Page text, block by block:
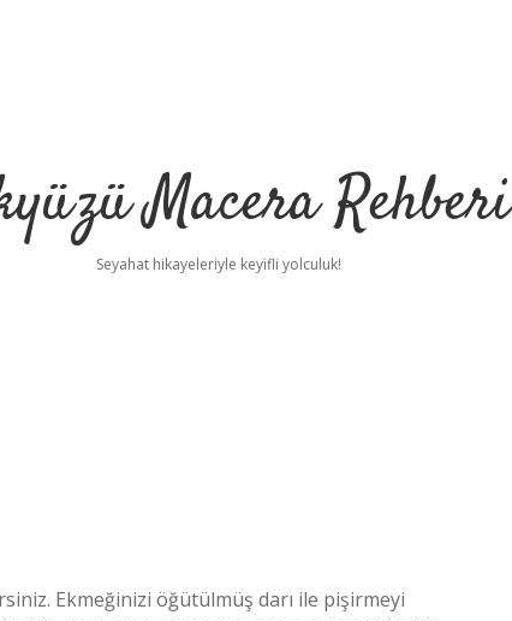
Macera Rehberi
Seyahat hikayeleriyle keyifli yolculuk!
Ekmeğinizi öğütülmüş darı ile pişirmeyi